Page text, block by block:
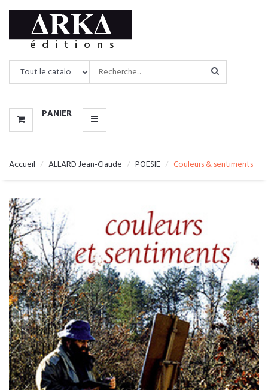
PANIER
CATALOGUE
MENU
Accueil ALLARD Jean-Claude POESIE Couleurs & sentiments